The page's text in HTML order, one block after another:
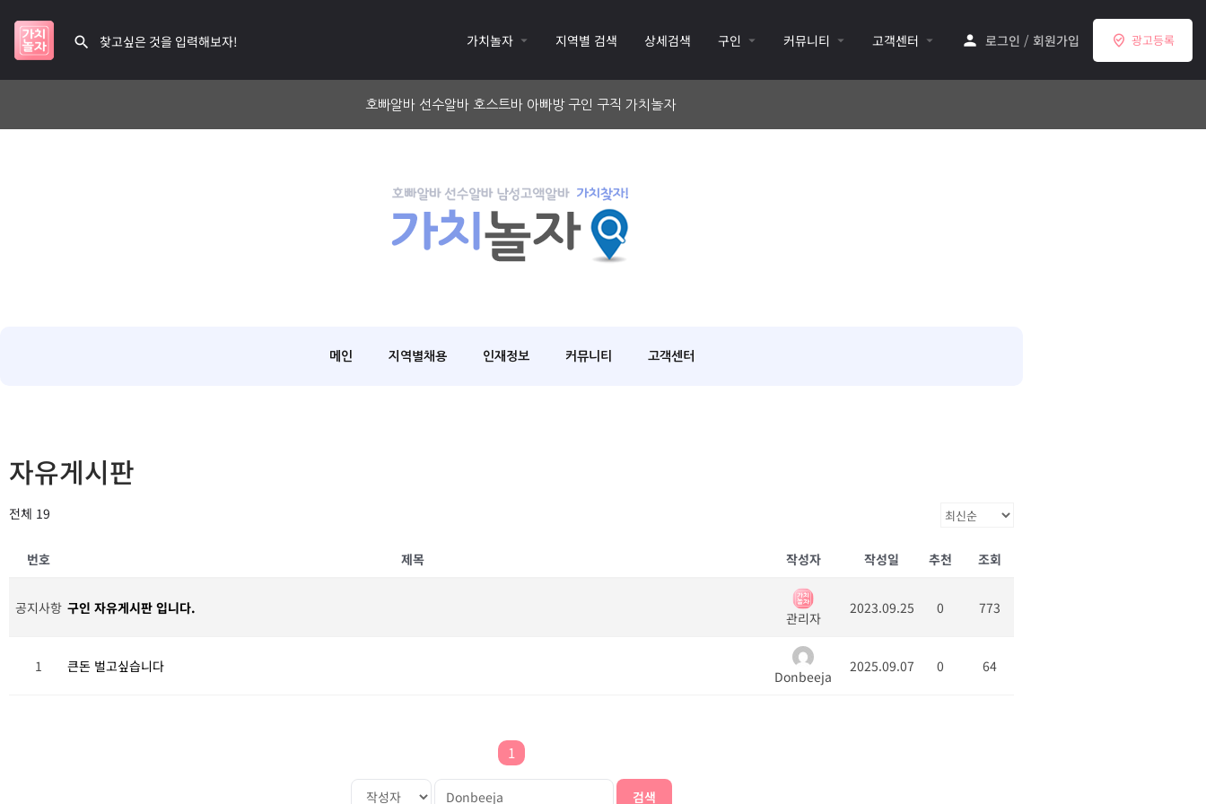
가치놀자 지역별 검색 상세검색 구인 커뮤니티 고객센터 로그인 / 회원가입 광고등록
호빠알바 선수알바 호스트바 아빠방 구인 구직 가치놀자
메인 지역별채용 인재정보 커뮤니티 고객센터
자유게시판
전체 19
번호 제목 작성자 작성일 추천 조회
공지사항 구인 자유게시판 입니다.
관리자
2023.09.25 0 773
1 큰돈 벌고싶습니다
Donbeeja
2025.09.07 0 64
1
검색